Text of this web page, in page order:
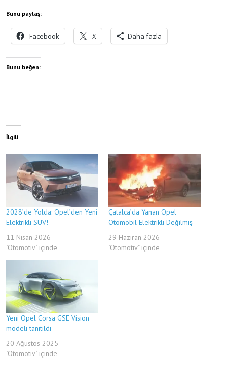
Bunu paylaş:
Facebook X Daha fazla
Bunu beğen:
İlgili
2028’de Yolda: Opel’den Yeni
Elektrikli SUV!
11 Nisan 2026
"Otomotiv" içinde
Çatalca’da Yanan Opel
Otomobil Elektrikli Değilmiş
29 Haziran 2026
"Otomotiv" içinde
Yeni Opel Corsa GSE Vision
modeli tanıtıldı
20 Ağustos 2025
"Otomotiv" içinde